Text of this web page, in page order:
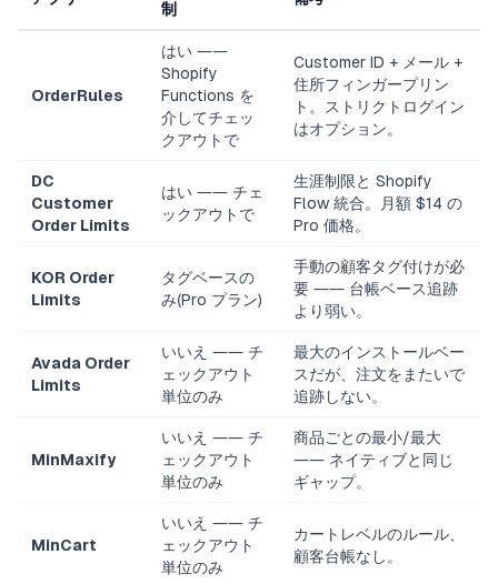
制
OrderRules
はい ――
Shopify
Functions を
介してチェッ
クアウトで
Customer ID + メール +
住所フィンガープリン
ト。ストリクトログイン
はオプション。
DC
Customer
Order Limits
はい ―― チェ
ックアウトで
生涯制限と Shopify
Flow 統合。月額 $14 の
Pro 価格。
KOR Order
Limits
タグベースの
み(Pro プラン)
手動の顧客タグ付けが必
要 ―― 台帳ベース追跡
より弱い。
Avada Order
Limits
いいえ ―― チ
ェックアウト
単位のみ
最大のインストールベー
スだが、注文をまたいで
追跡しない。
MinMaxify
いいえ ―― チ
ェックアウト
単位のみ
商品ごとの最小/最大
―― ネイティブと同じ
ギャップ。
MinCart
いいえ ―― チ
ェックアウト
単位のみ
カートレベルのルール、
顧客台帳なし。